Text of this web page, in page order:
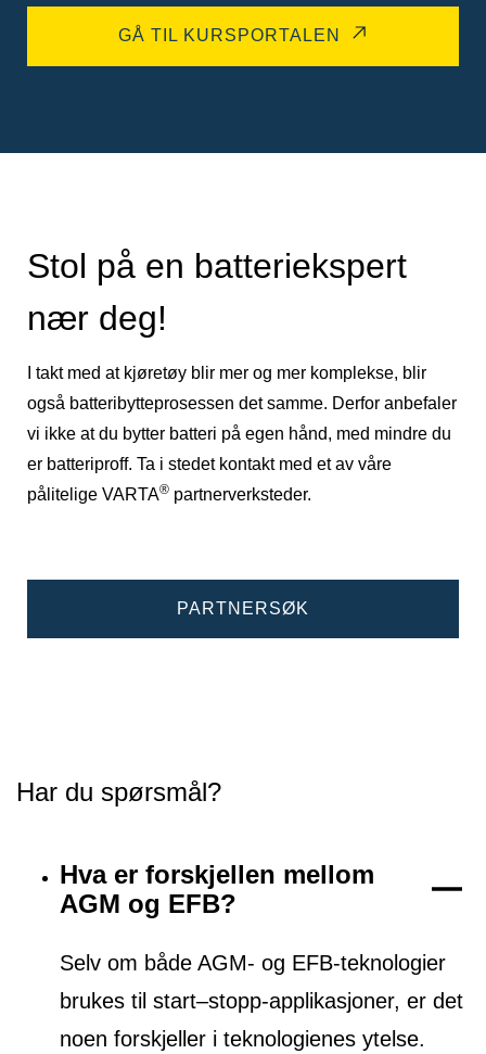
GÅ TIL KURSPORTALEN
Stol på en batteriekspert
nær deg!
I takt med at kjøretøy blir mer og mer komplekse, blir
også batteribytteprosessen det samme. Derfor anbefaler
vi ikke at du bytter batteri på egen hånd, med mindre du
er batteriproff. Ta i stedet kontakt med et av våre
pålitelige VARTA® partnerverksteder.
PARTNERSØK
Har du spørsmål?
Hva er forskjellen mellom
AGM og EFB?
Selv om både AGM- og EFB-teknologier
brukes til start–stopp-applikasjoner, er det
noen forskjeller i teknologienes ytelse.